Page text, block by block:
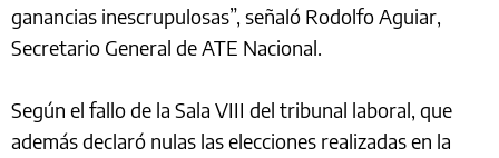
ganancias inescrupulosas”, señaló Rodolfo Aguiar,
Secretario General de ATE Nacional.
Según el fallo de la Sala VIII del tribunal laboral, que
además declaró nulas las elecciones realizadas en la